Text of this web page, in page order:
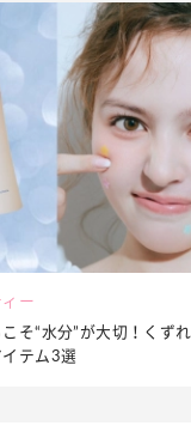
クをつくる【保湿